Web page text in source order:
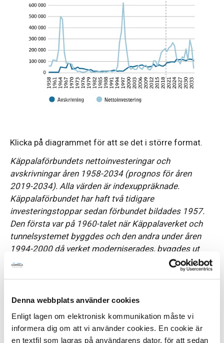
Denna webbplats använder cookies
Enligt lagen om elektronisk kommunikation måste vi
informera dig om att vi använder cookies. En cookie är
en textfil som lagras på användarens dator, för att sedan
Klicka på diagrammet för att se det i större format.
Käppalaförbundets nettoinvesteringar och
avskrivningar åren 1958-2034 (prognos för åren
2019-2034). Alla värden är indexuppräknade.
Käppalaförbundet har haft två tidigare
investeringstoppar sedan förbundet bildades 1957.
Den första var på 1960-talet när Käppalaverket och
tunnelsystemet byggdes och den andra under åren
1994-2000 då verket moderniserades, byggdes ut
och kväverening infördes. Framöver väntas två toppar
till. Dels en topp den närmaste 7-årsperioden då
utsläppsvillkor, kapaciteten behöver ökas och
renoveringar genomföras. Dels längre fram i tiden då
det förväntas att läkemedelsrening införs och
slamhanteringen måste ses över.